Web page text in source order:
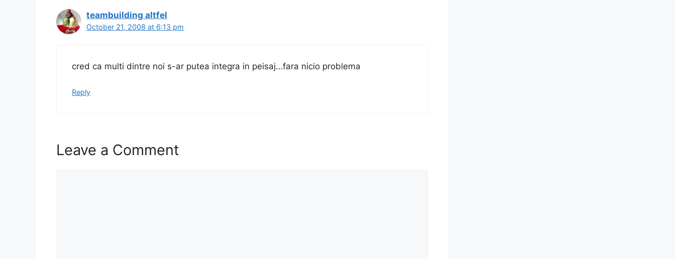
teambuilding altfel
October 21, 2008 at 6:13 pm
cred ca multi dintre noi s-ar putea integra in peisaj…fara nicio problema
Reply
Leave a Comment